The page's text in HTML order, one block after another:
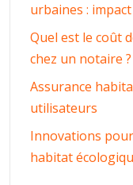
urbaines :
Quel est le coût
chez un notaire ?
Assurance
utilisateurs
Innovations
habitat